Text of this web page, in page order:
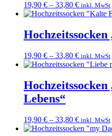
19,90 € – 33,80 € inkl. MwSt
19,90 € – 33,80 € inkl. MwSt
Hochzeitssocken
Lebens“
19,90 € – 33,80 € inkl. MwSt